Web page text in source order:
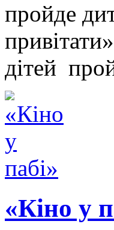
пройде
дітей
«Кіно у